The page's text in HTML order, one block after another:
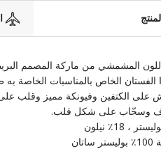
المشمشي من ماركة المصمم
الفستان الخاص بالمناسبات الخاصة
الكتفين وفيونكة مميز وقلب
وسحّاب على شكل قلب.